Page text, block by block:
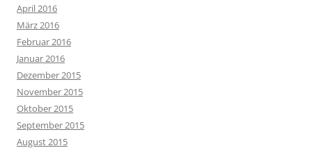
April 2016
März 2016
Februar 2016
Januar 2016
Dezember 2015
November 2015
Oktober 2015
September 2015
August 2015